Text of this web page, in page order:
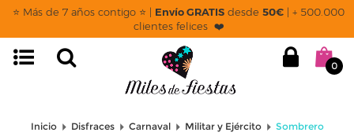
⭐ Más de 7 años contigo ⭐ | Envío GRATIS desde 50€ | + 500.000
clientes felices ❤️
0
Inicio Disfraces Carnaval Militar y Ejército
Sombrero